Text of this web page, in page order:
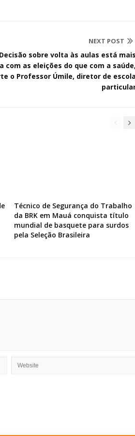
NEXT POST
Decisão sobre volta às aulas está mais
com as eleições do que com a saúde,
o Professor Úmile, diretor de
Técnico de Segurança do Trabalho
da BRK em Mauá conquista título
mundial de basquete para surdos
pela Seleção Brasileira